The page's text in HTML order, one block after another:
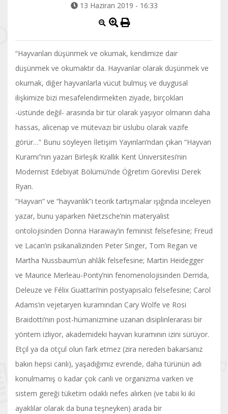
13 Haziran 2019 - 16:33
“Hayvanları düşünmek ve okumak, kendimize dair
düşünmek ve okumaktır da. Hayvanlar olarak düşünmek ve
okumak, diğer hayvanlarla vücut bulmuş ve duygusal
ilişkimize bizi mesafelendirmekten ziyade, birçokları
-üstünde değil- arasında bir tür olarak yaşıyor olmanın daha
hassas, alicenap ve mütevazı bir üslubu olarak vazife
görür…” Bunu söyleyen İletişim Yayınları’ndan çıkan “Hayvan
Kuramı”nın yazarı Birleşik Krallık Kent Üniversitesi’nin
Modernist Edebiyat Bölümü’nde Öğretim Görevlisi Derek
Ryan.
“Hayvan” ve “hayvanlık”ı teorik tartışmalar ışığında inceleyen
yazar, bunu yaparken Nietzsche’nin materyalist
ontolojisinden Donna Haraway’in feminist felsefesine; Freud
ve Lacan’ın psikanalizinden Peter Singer, Tom Regan ve
Martha Nussbaum’un ahlâk felsefesine; Martin Heidegger
ve Maurice Merleau-Ponty’nin fenomenolojisinden Derrida,
Deleuze ve Félix Guattari’nin postyapısalcı felsefesine; Carol
Adams’ın vejetaryen kuramından Cary Wolfe ve Rosi
Braidotti’nin post-hümanizmine uzanan disiplinlerarası bir
yöntem izliyor, akademideki hayvan kuramının izini sürüyor.
Etçil ya da otçul olun fark etmez (zira nereden bakarsanız
bakın hepsi canlı), yaşadığımız evrende, daha türünün adı
konulmamış o kadar çok canlı ve organizma varken ve
sistem gereği tüketim odaklı nefes alırken (ve tabii ki iki
ayaklılar olarak da buna teşneyken) arada bir